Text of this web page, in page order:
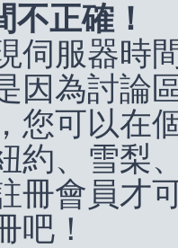
不正確！
伺服器時
因為討論
您可以在
約、雪梨
冊會員才
吧！